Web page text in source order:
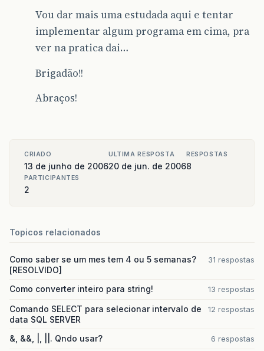
Vou dar mais uma estudada aqui e tentar
implementar algum programa em cima, pra
ver na pratica dai…
Brigadão!!
Abraços!
CRIADO
13 de junho de 2006
ULTIMA RESPOSTA
20 de jun. de 2006
RESPOSTAS
8
PARTICIPANTES
2
Topicos relacionados
Como saber se um mes tem 4 ou 5 semanas?
[RESOLVIDO]
31 respostas
Como converter inteiro para string! 13 respostas
Comando SELECT para selecionar intervalo de
data SQL SERVER
12 respostas
&, &&, |, ||. Qndo usar? 6 respostas